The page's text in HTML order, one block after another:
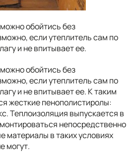
обойтись без
если утеплитель сам по
и не впитывает ее.
обойтись без
если утеплитель сам по
и не впитывает ее. К таким
жесткие пенополистиролы:
Теплоизоляция выпускается в
непосредственно
материалы в таких условиях
могут.